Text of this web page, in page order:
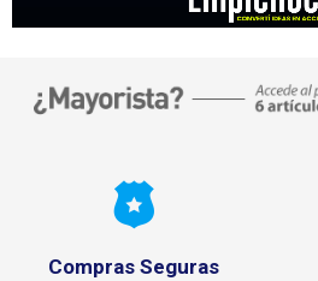
Compras Seguras